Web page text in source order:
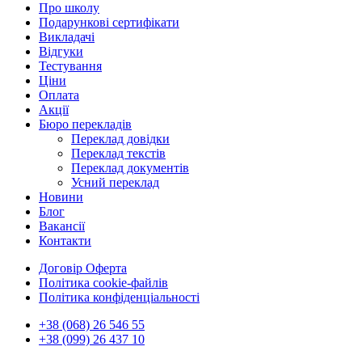
Про школу
Подарункові сертифікати
Викладачі
Відгуки
Тестування
Ціни
Оплата
Акції
Бюро перекладів
Переклад довідки
Переклад текстів
Переклад документів
Усний переклад
Новини
Блог
Вакансії
Контакти
Договір Оферта
Політика cookie-файлів
Політика конфіденціальності
+38 (068) 26 546 55
+38 (099) 26 437 10